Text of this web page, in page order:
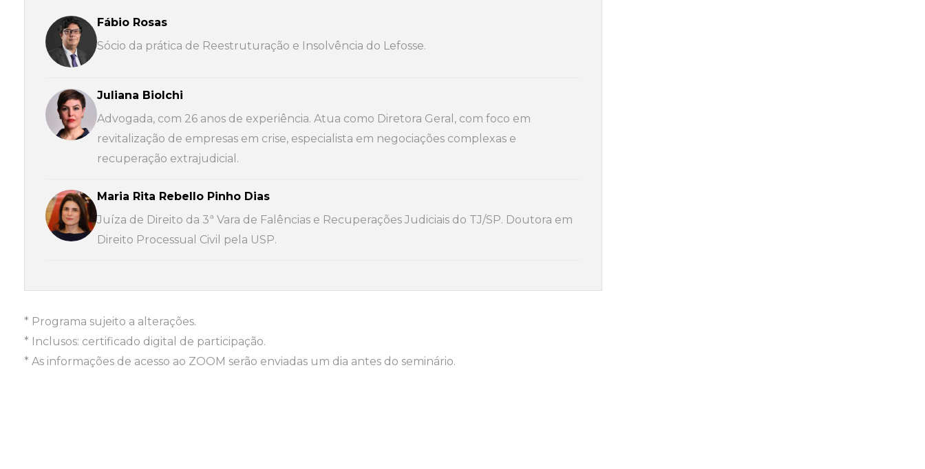
Fábio Rosas
Sócio da prática de Reestruturação e Insolvência do Lefosse.
Juliana Biolchi
Advogada, com 26 anos de experiência. Atua como Diretora Geral, com foco em
revitalização de empresas em crise, especialista em negociações complexas e
recuperação extrajudicial.
Maria Rita Rebello Pinho Dias
Juíza de Direito da 3ª Vara de Falências e Recuperações Judiciais do TJ/SP. Doutora em
Direito Processual Civil pela USP.
* Programa sujeito a alterações.
* Inclusos: certificado digital de participação.
* As informações de acesso ao ZOOM serão enviadas um dia antes do seminário.